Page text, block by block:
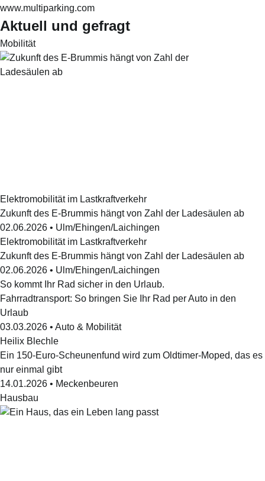
www.multiparking.com
Aktuell und gefragt
Mobilität
Elektromobilität im Lastkraftverkehr
Zukunft des E-Brummis hängt von Zahl der Ladesäulen ab
02.06.2026 • Ulm/Ehingen/Laichingen
Elektromobilität im Lastkraftverkehr
Zukunft des E-Brummis hängt von Zahl der Ladesäulen ab
02.06.2026 • Ulm/Ehingen/Laichingen
So kommt Ihr Rad sicher in den Urlaub.
Fahrradtransport: So bringen Sie Ihr Rad per Auto in den
Urlaub
03.03.2026 • Auto & Mobilität
Heilix Blechle
Ein 150-Euro-Scheunenfund wird zum Oldtimer-Moped, das es
nur einmal gibt
14.01.2026 • Meckenbeuren
Hausbau